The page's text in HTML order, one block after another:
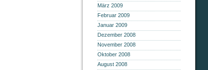
März 2009
Februar 2009
Januar 2009
Dezember 2008
November 2008
Oktober 2008
August 2008